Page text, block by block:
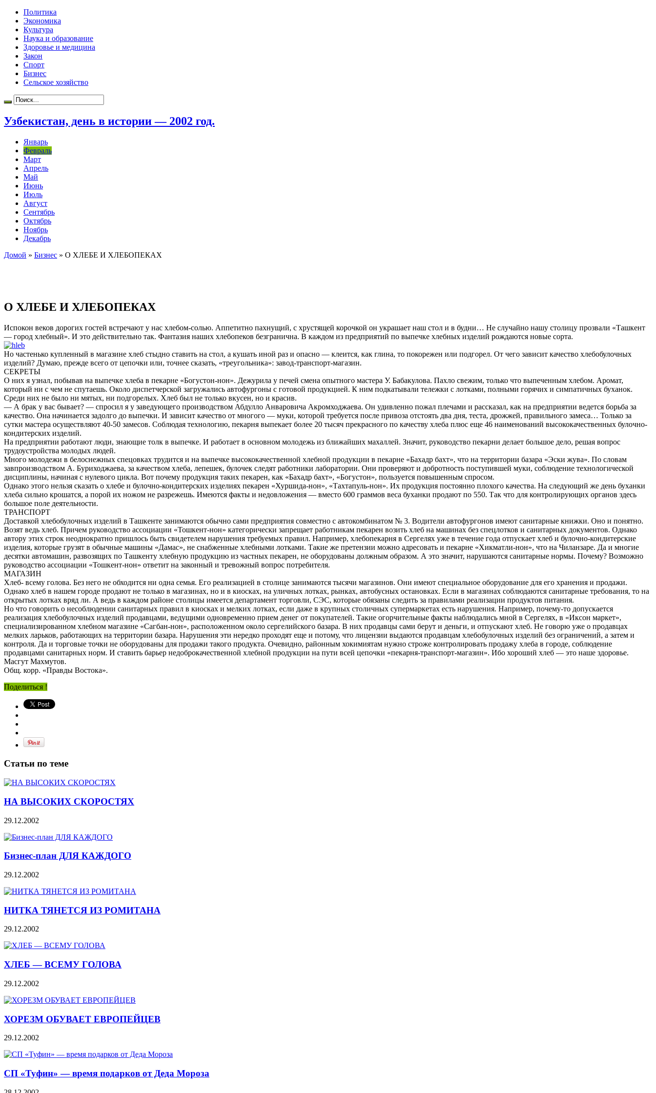
Политика
Экономика
Культура
Наука и образование
Здоровье и медицина
Закон
Спорт
Бизнес
Сельское хозяйство
Узбекистан, день в истории — 2002 год.
Январь
Февраль
Март
Апрель
Май
Июнь
Июль
Август
Сентябрь
Октябрь
Ноябрь
Декабрь
Домой » Бизнес » О ХЛЕБЕ И ХЛЕБОПЕКАХ
О ХЛЕБЕ И ХЛЕБОПЕКАХ
Испокон веков дорогих гостей встречают у нас хлебом-солью. Аппетитно пахнущий, с хрустящей корочкой он украшает наш стол и в будни… Не случайно нашу столицу прозвали «Ташкент
— город хлебный». И это действительно так. Фантазия наших хлебопеков безгранична. В каждом из предприятий по выпечке хлебных изделий рождаются новые сорта.
Но частенько купленный в магазине хлеб стыдно ставить на стол, а кушать иной раз и опасно — клеится, как глина, то покорежен или подгорел. От чего зависит качество хлебобулочных
изделий? Думаю, прежде всего от цепочки или, точнее сказать, «треугольника»: завод-транспорт-магазин.
СЕКРЕТЫ
О них я узнал, побывав на выпечке хлеба в пекарне «Богустон-нон». Дежурила у печей смена опытного мастера У. Бабакулова. Пахло свежим, только что выпеченным хлебом. Аромат,
который ни с чем не спутаешь. Около диспетчерской загружались автофургоны с готовой продукцией. К ним подкатывали тележки с лотками, полными горячих и симпатичных буханок.
Среди них не было ни мятых, ни подгорелых. Хлеб был не только вкусен, но и красив.
— А брак у вас бывает? — спросил я у заведующего производством Абдулло Анваровича Акромходжаева. Он удивленно пожал плечами и рассказал, как на предприятии ведется борьба за
качество. Она начинается задолго до выпечки. И зависит качество от многого — муки, которой требуется после привоза отстоять два дня, теста, дрожжей, правильного замеса… Только за
сутки мастера осуществляют 40-50 замесов. Соблюдая технологию, пекарня выпекает более 20 тысяч прекрасного по качеству хлеба плюс еще 46 наименований высококачественных булочно-
кондитерских изделий.
На предприятии работают люди, знающие толк в выпечке. И работает в основном молодежь из ближайших махаллей. Значит, руководство пекарни делает большое дело, решая вопрос
трудоустройства молодых людей.
Много молодежи в белоснежных спецовках трудится и на выпечке высококачественной хлебной продукции в пекарне «Бахадр бахт», что на территории базара «Эски жува». По словам
завпроизводством А. Буриходжаева, за качеством хлеба, лепешек, булочек следят работники лаборатории. Они проверяют и добротность поступившей муки, соблюдение технологической
дисциплины, начиная с нулевого цикла. Вот почему продукция таких пекарен, как «Бахадр бахт», «Богустон», пользуется повышенным спросом.
Однако этого нельзя сказать о хлебе и булочно-кондитерских изделиях пекарен «Хуршида-нон», «Тахтапуль-нон». Их продукция постоянно плохого качества. На следующий же день буханки
хлеба сильно крошатся, а порой их ножом не разрежешь. Имеются факты и недовложения — вместо 600 граммов веса буханки продают по 550. Так что для контролирующих органов здесь
большое поле деятельности.
ТРАНСПОРТ
Доставкой хлебобулочных изделий в Ташкенте занимаются обычно сами предприятия совместно с автокомбинатом № 3. Водители автофургонов имеют санитарные книжки. Оно и понятно.
Возят ведь хлеб. Причем руководство ассоциации «Тошкент-нон» категорически запрещает работникам пекарен возить хлеб на машинах без спецлотков и санитарных документов. Однако
автору этих строк неоднократно пришлось быть свидетелем нарушения требуемых правил. Например, хлебопекарня в Сергелях уже в течение года отпускает хлеб и булочно-кондитерские
изделия, которые грузят в обычные машины «Дамас», не снабженные хлебными лотками. Такие же претензии можно адресовать и пекарне «Хикматли-нон», что на Чиланзаре. Да и многие
десятки автомашин, развозящих по Ташкенту хлебную продукцию из частных пекарен, не оборудованы должным образом. А это значит, нарушаются санитарные нормы. Почему? Возможно
руководство ассоциации «Тошкент-нон» ответит на законный и тревожный вопрос потребителя.
МАГАЗИН
Хлеб- всему голова. Без него не обходится ни одна семья. Его реализацией в столице занимаются тысячи магазинов. Они имеют специальное оборудование для его хранения и продажи.
Однако хлеб в нашем городе продают не только в магазинах, но и в киосках, на уличных лотках, рынках, автобусных остановках. Если в магазинах соблюдаются санитарные требования, то на
открытых лотках вряд ли. А ведь в каждом районе столицы имеется департамент торговли, СЭС, которые обязаны следить за правилами реализации продуктов питания.
Но что говорить о несоблюдении санитарных правил в киосках и мелких лотках, если даже в крупных столичных супермаркетах есть нарушения. Например, почему-то допускается
реализация хлебобулочных изделий продавцами, ведущими одновременно прием денег от покупателей. Такие огорчительные факты наблюдались мной в Сергелях, в «Иксон маркет»,
специализированном хлебном магазине «Сагбан-нон», расположенном около сергелийского базара. В них продавцы сами берут и деньги, и отпускают хлеб. Не говорю уже о продавцах
мелких ларьков, работающих на территории базара. Нарушения эти нередко проходят еще и потому, что лицензии выдаются продавцам хлебобулочных изделий без ограничений, а затем и
контроля. Да и торговые точки не оборудованы для продажи такого продукта. Очевидно, районным хокимиятам нужно строже контролировать продажу хлеба в городе, соблюдение
продавцами санитарных норм. И ставить барьер недоброкачественной хлебной продукции на пути всей цепочки «пекарня-транспорт-магазин». Ибо хороший хлеб — это наше здоровье.
Масгут Махмутов.
Общ. корр. «Правды Востока».
Поделиться !
Статьи по теме
НА ВЫСОКИХ СКОРОСТЯХ
29.12.2002
Бизнес-план ДЛЯ КАЖДОГО
29.12.2002
НИТКА ТЯНЕТСЯ ИЗ РОМИТАНА
29.12.2002
ХЛЕБ — ВСЕМУ ГОЛОВА
29.12.2002
ХОРЕЗМ ОБУВАЕТ ЕВРОПЕЙЦЕВ
29.12.2002
СП «Туфин» — время подарков от Деда Мороза